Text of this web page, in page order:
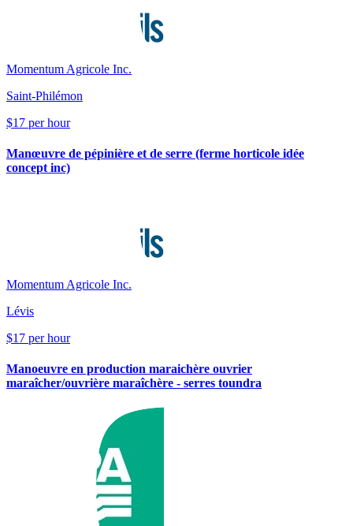
Momentum Agricole Inc.
Saint-Philémon
$17 per hour
Manœuvre de pépinière et de serre (ferme horticole idée
concept inc)
Momentum Agricole Inc.
Lévis
$17 per hour
Manoeuvre en production maraichère ouvrier
maraîcher/ouvrière maraîchère - serres toundra